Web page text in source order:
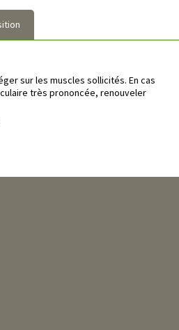
sur les muscles sollicités. En cas
très prononcée, renouveler